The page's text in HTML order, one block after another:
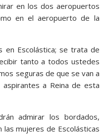
en los dos aeropuertos
en el aeropuerto de la
en Escolástica; se trata de
tanto a todos ustedes
seguras de que se van a
a Reina de esta
admirar los bordados,
mujeres de Escolásticas